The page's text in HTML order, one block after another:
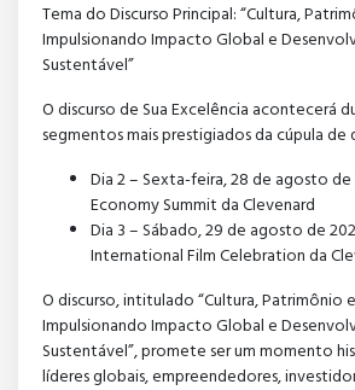
Tema do Discurso Principal: “Cultura,
Impulsionando Impacto Global e
Sustentável”
O discurso de Sua Excelência acontecerá
segmentos mais prestigiados da cúpula de
Dia 2 – Sexta-feira, 28 de agosto
Economy Summit da Clevenard
Dia 3 – Sábado, 29 de agosto de
International Film Celebration da
O discurso, intitulado “Cultura, Patrimônio
Impulsionando Impacto Global e
Sustentável”, promete ser um momento
líderes globais, empreendedores,